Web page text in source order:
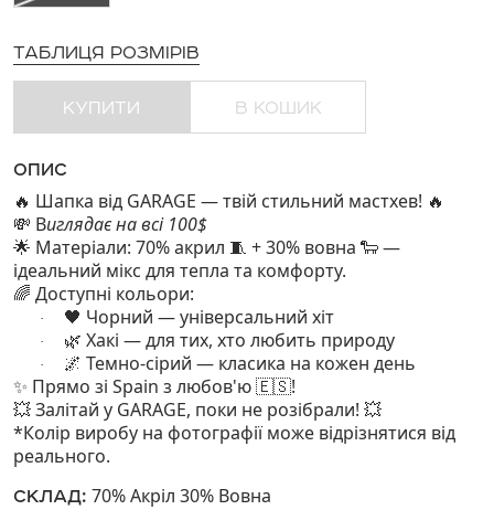
ТАБЛИЦЯ РОЗМІРІВ
КУПИТИ В КОШИК
ОПИС
🔥 Шапка від GARAGE — твій стильний мастхев! 🔥
💸 Виглядає на всі 100$
🌟 Матеріали: 70% акрил 🧵 + 30% вовна 🐑 —
ідеальний мікс для тепла та комфорту.
🌈 Доступні кольори:
· 🖤 Чорний — універсальний хіт
· 🌿 Хакі — для тих, хто любить природу
· 🌌 Темно-сірий — класика на кожен день
✨ Прямо зі Spain з любов'ю 🇪🇸!
💥 Залітай у GARAGE, поки не розібрали! 💥
*Колір виробу на фотографії може відрізнятися від
реального.
СКЛАД: 70% Акріл 30% Вовна